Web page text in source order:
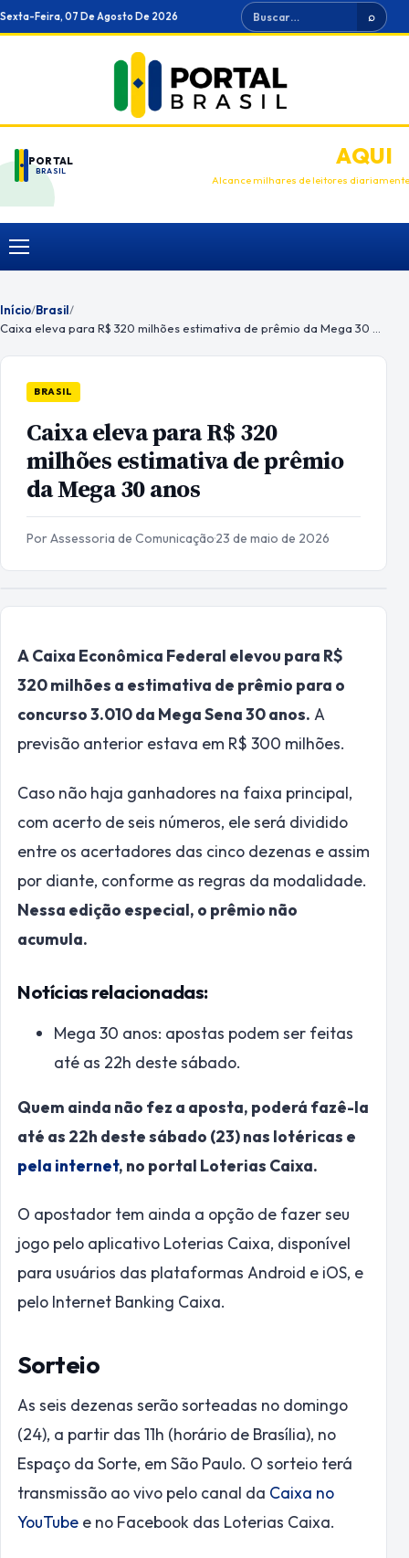
Ir
para
Sexta-Feira, 07 De Agosto De 2026 Buscar ⌕
PORTAL
BRASIL
ANUNCIEAQUI
Alcance milhares de leitores diariamente
Menu
Início/Brasil/
BRASIL
Caixa eleva para R$ 320
milhões estimativa de prêmio
da Mega 30 anos
Por Assessoria de Comunicação·23 de maio de 2026
A Caixa Econômica Federal elevou para R$
320 milhões a estimativa de prêmio para o
concurso 3.010 da Mega Sena 30 anos. A
previsão anterior estava em R$ 300 milhões.
Caso não haja ganhadores na faixa principal,
com acerto de seis números, ele será dividido
entre os acertadores das cinco dezenas e assim
por diante, conforme as regras da modalidade.
Nessa edição especial, o prêmio não
acumula.
Notícias relacionadas:
Mega 30 anos: apostas podem ser feitas
até as 22h deste sábado.
Quem ainda não fez a aposta, poderá fazê-la
até as 22h deste sábado (23) nas lotéricas e
pela internet, no portal Loterias Caixa.
O apostador tem ainda a opção de fazer seu
jogo pelo aplicativo Loterias Caixa, disponível
para usuários das plataformas Android e iOS, e
pelo Internet Banking Caixa.
Sorteio
As seis dezenas serão sorteadas no domingo
(24), a partir das 11h (horário de Brasília), no
Espaço da Sorte, em São Paulo. O sorteio terá
transmissão ao vivo pelo canal da Caixa no
YouTube e no Facebook das Loterias Caixa.